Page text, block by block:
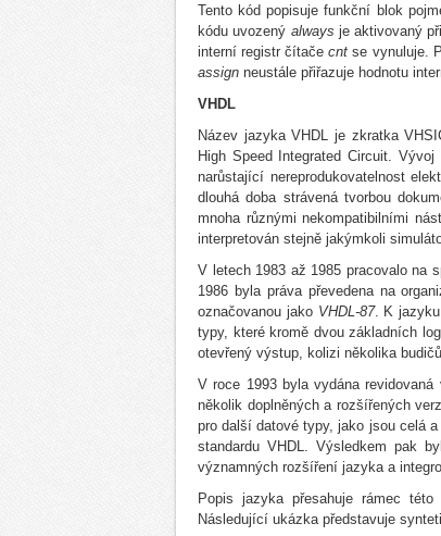
Tento kód popisuje funkční blok
kódu uvozený always je aktivovaný
interní registr čítačecntse vynuluje.
assign neustále přiřazuje hodnotu
VHDL
Název jazyka VHDL je zkratka
High Speed Integrated Circuit.
narůstající nereprodukovatelnost
dlouhá doba strávená tvorbou
mnoha různými nekompatibilními
interpretován stejně jakýmkoli
V letech 1983 až 1985 pracovalo na
1986 byla práva převedena na
označovanou jako VHDL-87. K
typy, které kromě dvou základních
otevřený výstup, kolizi několika
V roce 1993 byla vydána
několik doplněných a rozšířených
pro další datové typy, jako jsou celá
standardu VHDL. Výsledkem pak
významných rozšíření jazyka a
Popis jazyka přesahuje rámec
Následující ukázka představuje